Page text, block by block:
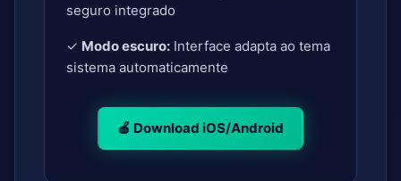
seguro integrado
✓ Modo escuro: Interface adapta ao tema
sistema automaticamente
🍎 Download iOS/Android